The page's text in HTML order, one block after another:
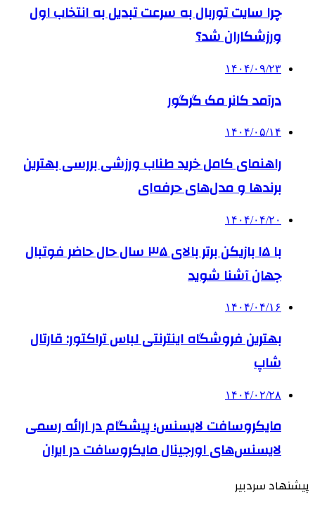
چرا سایت توربال به ‌سرعت تبدیل به انتخاب اول
ورزشکاران شد؟
۱۴۰۴/۰۹/۲۳
درآمد کانر مک گرگور
۱۴۰۴/۰۵/۱۴
راهنمای کامل خرید طناب ورزشی بررسی بهترین
برندها و مدل‌های حرفه‌ای
۱۴۰۴/۰۴/۲۰
با ۱۵ بازیکن برتر بالای ۳۵ سال حال حاضر فوتبال
جهان آشنا شوید
۱۴۰۴/۰۴/۱۶
بهترین فروشگاه اینترنتی لباس تراکتور: قارتال
شاپ
۱۴۰۴/۰۲/۲۸
مایکروسافت لایسنس؛ پیشگام در ارائه رسمی
لایسنس‌های اورجینال مایکروسافت در ایران
پیشنهاد سردبیر